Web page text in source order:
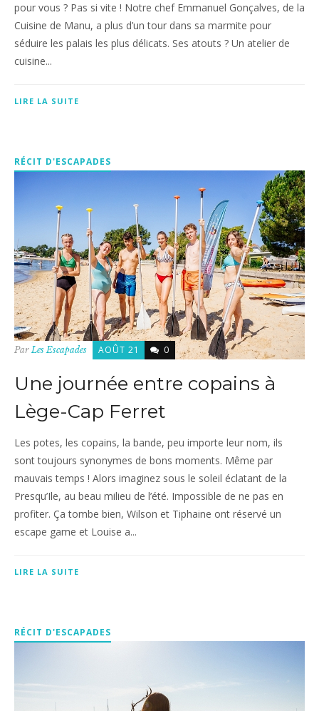
pour vous ? Pas si vite ! Notre chef Emmanuel Gonçalves, de la
Cuisine de Manu, a plus d’un tour dans sa marmite pour
séduire les palais les plus délicats. Ses atouts ? Un atelier de
cuisine...
LIRE LA SUITE
RÉCIT D'ESCAPADES
Par Les Escapades AOÛT 21 0
Une journée entre copains à
Lège-Cap Ferret
Les potes, les copains, la bande, peu importe leur nom, ils
sont toujours synonymes de bons moments. Même par
mauvais temps ! Alors imaginez sous le soleil éclatant de la
Presqu’Ile, au beau milieu de l’été. Impossible de ne pas en
profiter. Ça tombe bien, Wilson et Tiphaine ont réservé un
escape game et Louise a...
LIRE LA SUITE
RÉCIT D'ESCAPADES